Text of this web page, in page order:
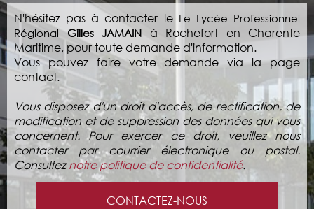
N'hésitez pas à contacter le Le Lycée Professionnel
RégionalGilles JAMAIN à Rochefort en Charente
Maritime, pour toute demande d'information.
Vous pouvez faire votre demande via la page
contact.
Vous disposez d'un droit d'accès, de rectification, de
modification et de suppression des données qui vous
concernent. Pour exercer ce droit, veuillez nous
contacter par courrier électronique ou postal.
Consulteznotre politique de confidentialité.
CONTACTEZ-NOUS